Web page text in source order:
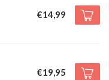
€14,99
€19,95